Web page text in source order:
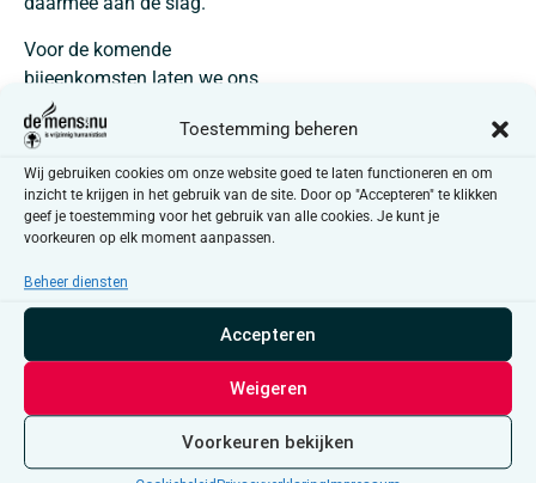
Toestemming beheren
Wij gebruiken cookies om onze website goed te laten functioneren en om
inzicht te krijgen in het gebruik van de site. Door op "Accepteren" te klikken
geef je toestemming voor het gebruik van alle cookies. Je kunt je
voorkeuren op elk moment aanpassen.
Beheer diensten
Accepteren
Weigeren
Voorkeuren bekijken
Voor de komende
bijeenkomsten laten we ons
afwisselend
deinzichten Elke Wiss,
Tiny Fisscher en
Sunim.
VanElkehopen we te leren
hoe we via hetstellen van
goede vragen
bijeenkomstenvan de
kunnen
voorzien.
poëtische dierenverhalen
vanTiny brengen ons eerder
artistieke inspiratie over